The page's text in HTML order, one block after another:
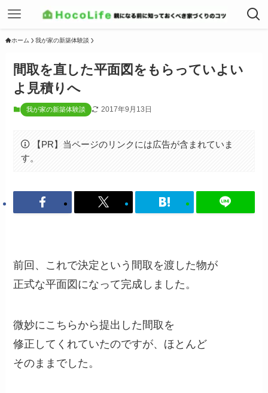
ホーム 我が家の新築体験談
間取を直した平面図をもらっていよい
よ見積りへ
我が家の新築体験談 2017年9月13日
【PR】当ページのリンクには広告が含まれていま
す。
前回、これで決定という間取を渡した物が
正式な平面図になって完成しました。
微妙にこちらから提出した間取を
修正してくれていたのですが、ほとんど
そのままでした。